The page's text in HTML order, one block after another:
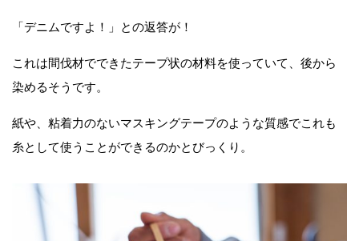
「デニムですよ！」との返答が！
これは間伐材でできたテープ状の材料を使っていて、後から
染めるそうです。
紙や、粘着力のないマスキングテープのような質感でこれも
糸として使うことができるのかとびっくり。